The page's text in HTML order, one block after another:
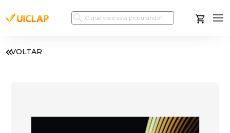
VOLTAR